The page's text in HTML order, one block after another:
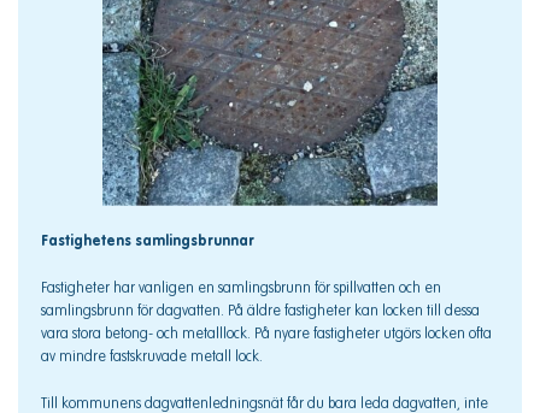
Fastighetens samlingsbrunnar
Fastigheter har vanligen en samlingsbrunn för spillvatten och en
samlingsbrunn för dagvatten. På äldre fastigheter kan locken till dessa
vara stora betong- och metalllock. På nyare fastigheter utgörs locken ofta
av mindre fastskruvade metall lock.
Till kommunens dagvattenledningsnät får du bara leda dagvatten, inte